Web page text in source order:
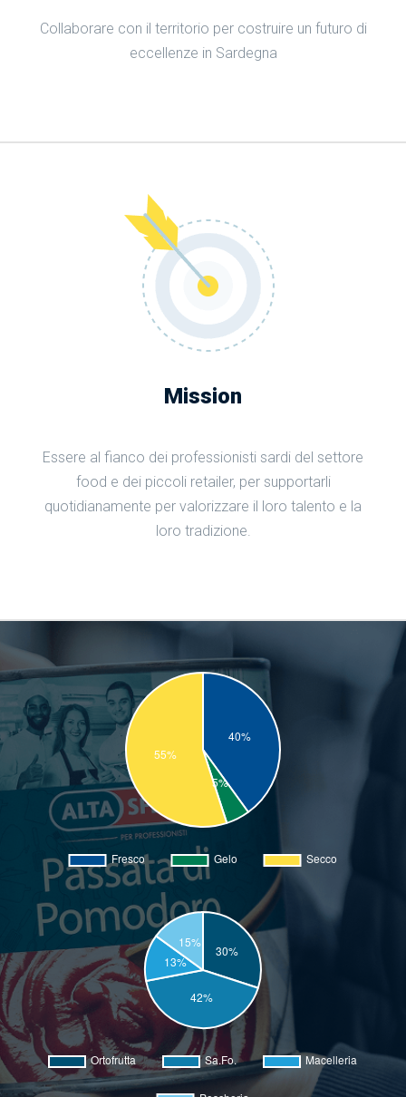
Collaborare con il territorio per costruire un futuro di
eccellenze in Sardegna
Mission
Essere al fianco dei professionisti sardi del settore
food e dei piccoli retailer, per supportarli
quotidianamente per valorizzare il loro talento e la
loro tradizione.